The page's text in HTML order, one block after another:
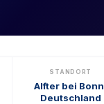
STANDORT
Alfter bei Bonn,
Deutschland